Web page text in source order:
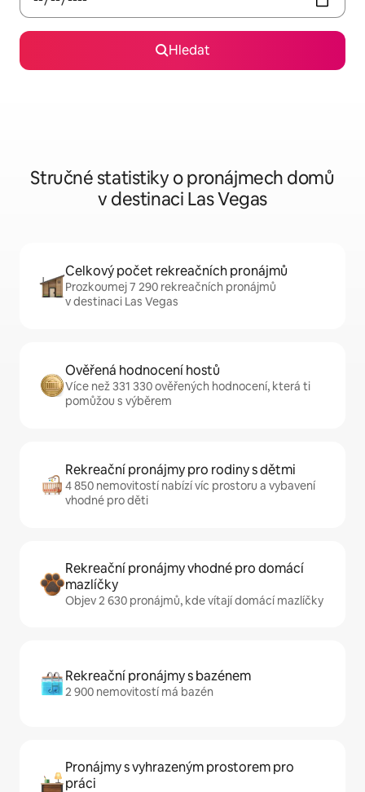
Hledat
Stručné statistiky o pronájmech domů
v destinaci Las Vegas
Celkový počet rekreačních pronájmů
Prozkoumej 7 290 rekreačních pronájmů
v destinaci Las Vegas
Ověřená hodnocení hostů
Více než 331 330 ověřených hodnocení, která ti
pomůžou s výběrem
Rekreační pronájmy pro rodiny s dětmi
4 850 nemovitostí nabízí víc prostoru a vybavení
vhodné pro děti
Rekreační pronájmy vhodné pro domácí
mazlíčky
Objev 2 630 pronájmů, kde vítají domácí mazlíčky
Rekreační pronájmy s bazénem
2 900 nemovitostí má bazén
Pronájmy s vyhrazeným prostorem pro
práci